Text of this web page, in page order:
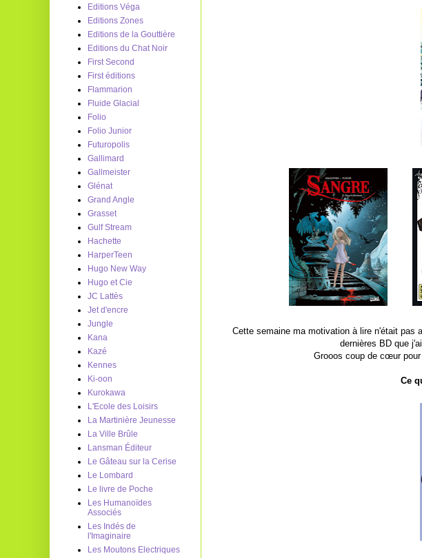
Cette semaine ma motivation à lire n'était pas
dernières BD que
Grooos coup de cœur
Ce
Editions Véga
Editions Zones
Editions de la Gouttière
Editions du Chat Noir
First Second
First éditions
Flammarion
Fluide Glacial
Folio
Folio Junior
Futuropolis
Gallimard
Gallmeister
Glénat
Grand Angle
Grasset
Gulf Stream
Hachette
HarperTeen
Hugo New Way
Hugo et Cie
JC Lattès
Jet d'encre
Jungle
Kana
Kazé
Kennes
Ki-oon
Kurokawa
L'Ecole des Loisirs
La Martinière Jeunesse
La Ville Brûle
Lansman Éditeur
Le Gâteau sur la Cerise
Le Lombard
Le livre de Poche
Les Humanoïdes
Associés
Les Indés de
l'Imaginaire
Les Moutons Electriques